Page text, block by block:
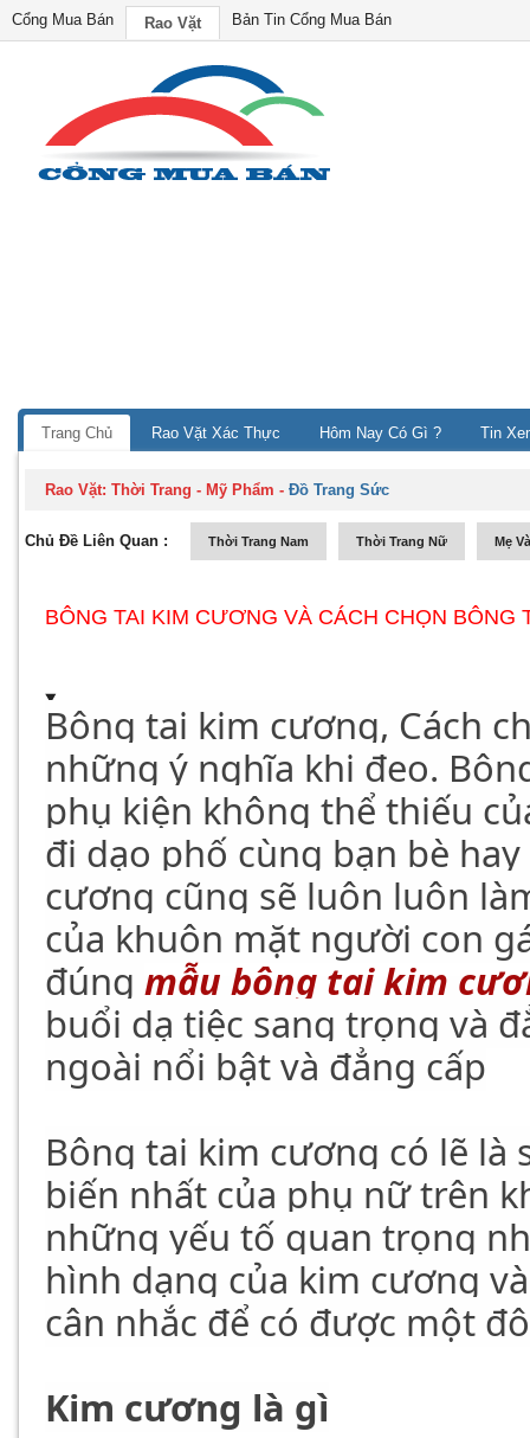
Cổng Mua Bán Rao Vặt Bản Tin Cổng Mua Bán
Trang Chủ Rao Vặt Xác Thực Hôm Nay Có Gì ? Tin
Rao Vặt:Thời Trang - Mỹ Phẩm -Đồ Trang Sức
Chủ Đề Liên Quan : Thời Trang Nam Thời Trang Nữ Mẹ
BÔNG TAI KIM CƯƠNG VÀ CÁCH CHỌN BÔNG
Bông tai kim cương, Cách
những ý nghĩa khi đeo.
phụ kiện không thể thiếu
đi dạo phố cùng bạn bè
cương cũng sẽ luôn luôn
của khuôn mặt người con
đúngmẫu bông tai kim
buổi dạ tiệc sang trọng và
ngoài nổi bật và đẳng cấp
Bông tai kim cương có lẽ là
biến nhất của phụ nữ trên
những yếu tố quan trọng
hình dạng của kim cương
cân nhắc để có được một
Kim cương là gì